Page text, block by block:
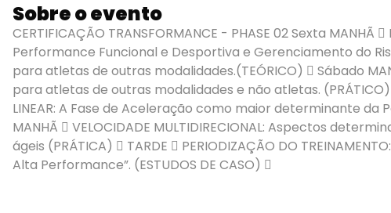
POA - Certificação
Sobre o evento
CERTIFICAÇÃO TRANSFORMANCE - PHASE 02 Sexta
Performance Funcional e Desportiva e Gerenciamento do
para atletas de outras modalidades.(TEÓRICO)  Sábado
para atletas de outras modalidades e não atletas.
LINEAR: A Fase de Aceleração como maior determinante
MANHÃ  VELOCIDADE MULTIDIRECIONAL: Aspectos
ágeis (PRÁTICA)  TARDE  PERIODIZAÇÃO DO
Alta Performance”. (ESTUDOS DE CASO) 